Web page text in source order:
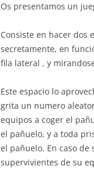
Os presentamos un
Consiste en hacer dos
secretamente, en
fila lateral , y
Este espacio lo
grita un numero
equipos a coger el
el pañuelo, y a toda
el pañuelo. En caso
supervivientes de su